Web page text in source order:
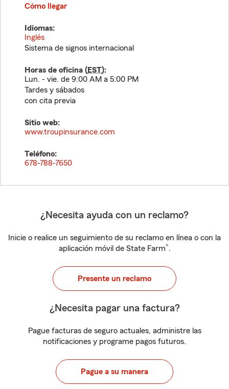
Cómo llegar
Idiomas:
Inglés
Sistema de signos internacional
Horas de oficina (EST):
Lun. - vie. de 9:00 AM a 5:00 PM
Tardes y sábados
con cita previa
Sitio web:
www.troupinsurance.com
Teléfono:
678-788-7650
¿Necesita ayuda con un reclamo?
Inicie o realice un seguimiento de su reclamo en línea o con la
aplicación móvil de State Farm®.
Presente un reclamo
¿Necesita pagar una factura?
Pague facturas de seguro actuales, administre las
notificaciones y programe pagos futuros.
Pague a su manera